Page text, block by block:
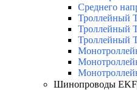
Среднего
Троллейный
Троллейный
Троллейный
Шинопроводы EKF